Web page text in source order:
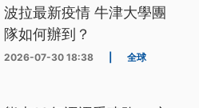
波拉最新疫情 牛津大學團
隊如何辦到？
2026-07-30 18:38 全球